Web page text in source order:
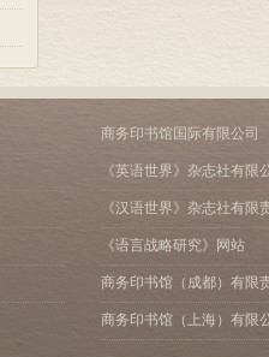
商务印书馆国际有限公司
《英语世界》杂志社有限
《汉语世界》杂志社有限
《语言战略研究》网站
商务印书馆（成都）有限
商务印书馆（上海）有限